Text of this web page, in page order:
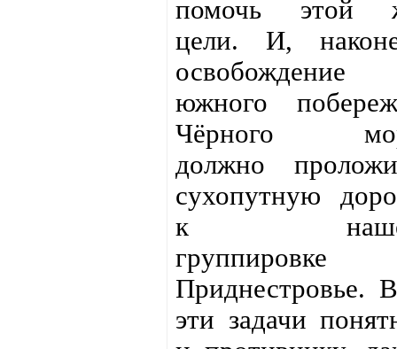
помочь этой
цели. И,
освобождение
южного
Чёрного
должно
сухопутную
к
Приднестровье.
эти задачи